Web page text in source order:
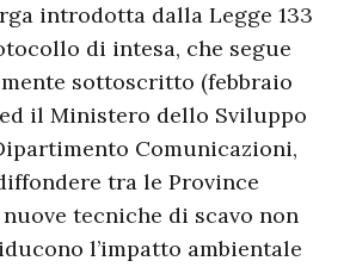
introdotta dalla Legge 133
di intesa, che segue
sottoscritto (febbraio
ed il Ministero dello Sviluppo
Comunicazioni,
tra le Province
tecniche di scavo non
l’impatto ambientale